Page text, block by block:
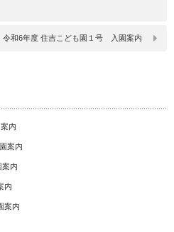
令和6年度 住吉こども園１号 入園案内
内
案内
案内
内
案内